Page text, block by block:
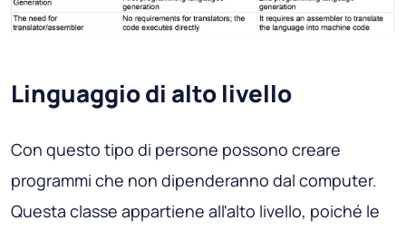
Linguaggio di alto livello
Con questo tipo di persone possono creare
programmi che non dipenderanno dal computer.
Questa classe appartiene all'alto livello, poiché le